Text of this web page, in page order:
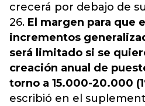
crecerá por debajo de
26. El margen para que
incrementos
será limitado si se
creación anual de
torno a 15.000-20.000
escribió en el